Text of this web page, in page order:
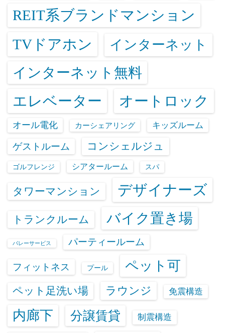
REIT系ブランドマンション
TVドアホン インターネット
インターネット無料
エレベーター オートロック
オール電化 カーシェアリング キッズルーム
ゲストルーム コンシェルジュ
ゴルフレンジ シアタールーム スパ
タワーマンション デザイナーズ
トランクルーム バイク置き場
バレーサービス パーティールーム
フィットネス プール ペット可
ペット足洗い場 ラウンジ 免震構造
内廊下 分譲賃貸 制震構造